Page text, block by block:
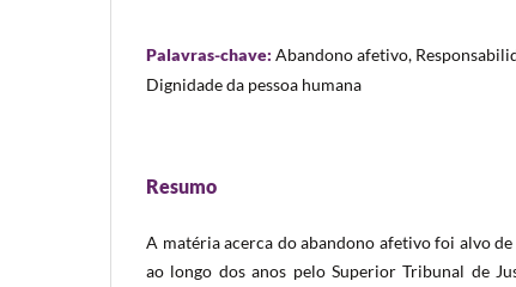
Palavras-chave: Abandono afetivo,
Dignidade da pessoa humana
Resumo
A matéria acerca do abandono afetivo foi alvo
ao longo dos anos pelo Superior Tribunal de